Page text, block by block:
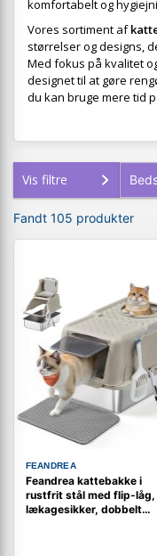
komfortabelt og
Vores sortiment af
størrelser og designs,
Med fokus på kvalitet
designet til at gøre
du kan bruge mere tid
Vis filtre
Fandt 105 produkter
FEANDREA
Feandrea kattebakke i
rustfrit stål med flip-låg,
lækagesikker, dobbelt